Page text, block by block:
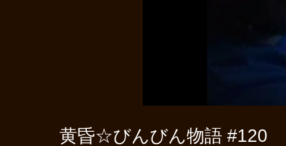
黄昏☆びんびん物語 #120